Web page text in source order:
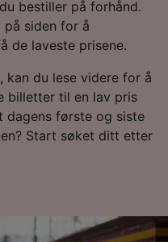
bestiller på forhånd.
på siden for å
de laveste prisene.
kan du lese videre for å
billetter til en lav pris
dagens første og siste
Start søket ditt etter